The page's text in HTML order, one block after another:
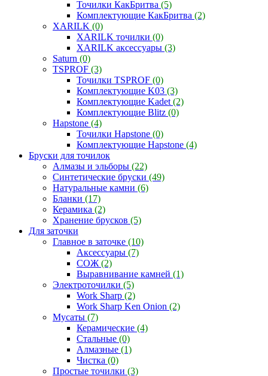
Точилки КакБритва (5)
Комплектующие КакБритва (2)
XARILK (0)
XARILK точилки (0)
XARILK аксессуары (3)
Saturn (0)
TSPROF (3)
Точилки TSPROF (0)
Комплектующие K03 (3)
Комплектующие Kadet (2)
Комплектующие Blitz (0)
Hapstone (4)
Точилки Hapstone (0)
Комплектующие Hapstone (4)
Бруски для точилок
Алмазы и эльборы (22)
Синтетические бруски (49)
Натуральные камни (6)
Бланки (17)
Керамика (2)
Хранение брусков (5)
Для заточки
Главное в заточке (10)
Аксессуары (7)
СОЖ (2)
Выравнивание камней (1)
Электроточилки (5)
Work Sharp (2)
Work Sharp Ken Onion (2)
Мусаты (7)
Керамические (4)
Стальные (0)
Алмазные (1)
Чистка (0)
Простые точилки (3)